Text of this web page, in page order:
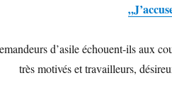
d’asile échouent-ils aux
très motivés et travailleurs,